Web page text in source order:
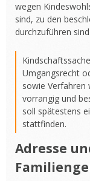
wegen
sind, zu den
durchzuführen
Umgangsrecht
sowie Verfahren
vorrangig und
soll spätestens
stattfinden.
Adresse